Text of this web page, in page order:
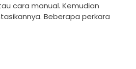
cara manual. Kemudian
Beberapa perkara